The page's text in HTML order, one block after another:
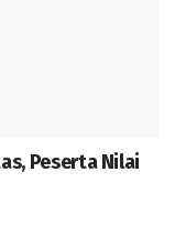
Peserta Nilai